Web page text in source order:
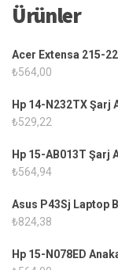
Ürünler
Acer Extensa 215-
₺564,00
Hp 14-N232TX Şarj
₺529,22
Hp 15-AB013T Şarj
₺564,94
Asus P43Sj Laptop
₺824,38
Hp 15-N078ED